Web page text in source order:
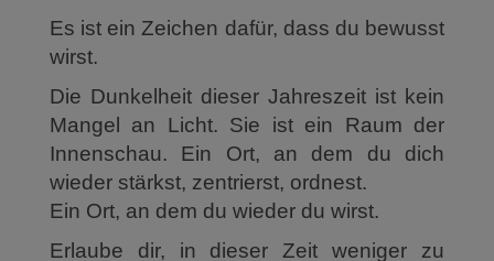
Es ist ein Zeichen dafür, dass du bewusst
wirst.
Die Dunkelheit dieser Jahreszeit ist kein
Mangel an Licht. Sie ist ein Raum der
Innenschau. Ein Ort, an dem du dich
wieder stärkst, zentrierst, ordnest.
Ein Ort, an dem du wieder du wirst.
Erlaube dir, in dieser Zeit weniger zu